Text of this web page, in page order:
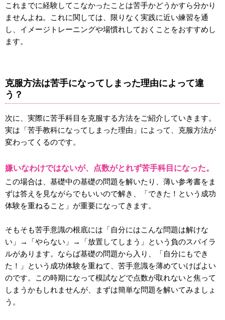
これまでに経験してこなかったことは苦手かどうかすら分かり
ませんよね。これに関しては、限りなく実践に近い練習を通
し、イメージトレーニングや場慣れしておくことをおすすめし
ます。
克服方法は苦手になってしまった理由によって違
う？
次に、実際に苦手科目を克服する方法をご紹介していきます。
実は「苦手教科になってしまった理由」によって、克服方法が
変わってくるのです。
嫌いなわけではないが、点数がとれず苦手科目になった。
この場合は、基礎中の基礎の問題を解いたり、薄い参考書をま
ずは答えを見ながらでもいいので解き、「できた！という成功
体験を重ねること」が重要になってきます。
そもそも苦手意識の根底には「自分にはこんな問題は解けな
い」→「やらない」→「放置してしまう」という負のスパイラ
ルがあります。ならば基礎の問題から入り、「自分にもでき
た！」という成功体験を重ねて、苦手意識を薄めていけばよい
のです。この時期になって模試などで点数が取れないと焦って
しまうかもしれませんが、まずは簡単な問題を解いてみましょ
う。